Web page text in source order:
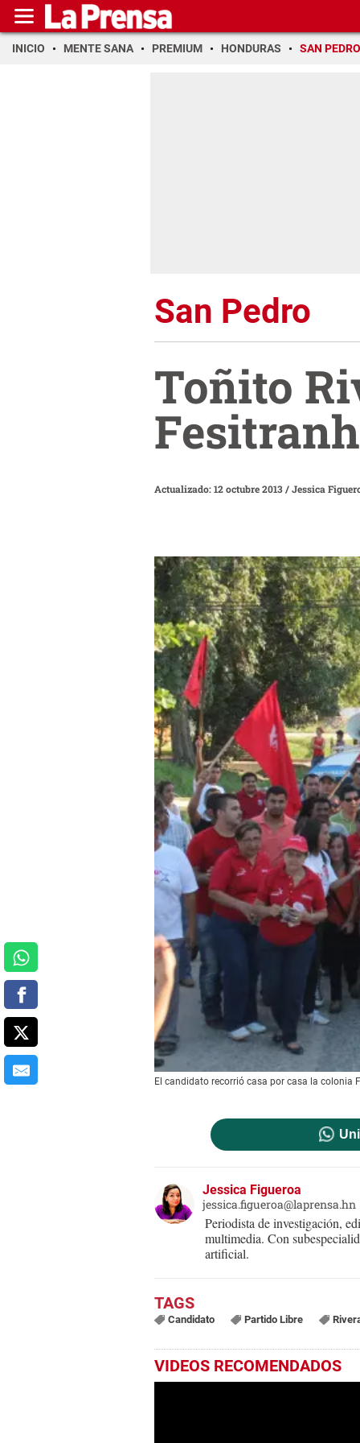
INICIO MENTE SANA PREMIUM HONDURAS SAN PEDRO
San Pedro
Toñito
Fesitranh
Actualizado: 12 octubre 2013/Jessica
El candidato recorrió casa por casa la colonia
Jessica Figueroa
jessica.figueroa@laprensa.hn
Periodista de investigación,
multimedia. Con
artificial.
Candidato Partido Libre
VIDEOS RECOMENDADOS